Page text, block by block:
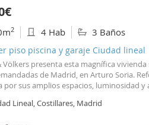
2 4 Hab 3 Baños
piso piscina y garaje Ciudad lineal
Völkers presenta esta magnífica
de Madrid, en Arturo Soria.
por sus amplios espacios, luminosidad
una cocina completamente equipada,
Lineal, Costillares, Madrid